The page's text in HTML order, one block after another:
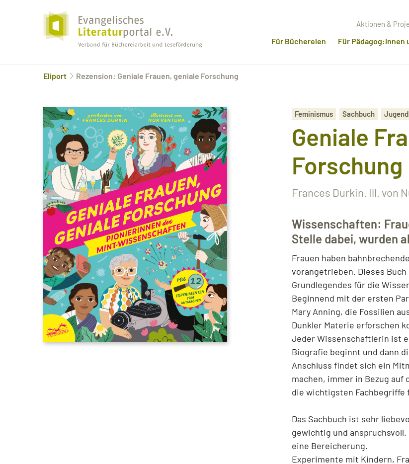
Aktionen &
Für Büchereien Für Pädagog:innen
Eliport Rezension: Geniale Frauen, geniale Forschung
Feminismus Sachbuch
Geniale
Forschung
Frances Durkin. Ill. von
Wissenschaften:
Stelle dabei, wurden
Frauen haben
vorangetrieben. Dieses
Grundlegendes für die
Beginnend mit der ersten
Mary Anning, die Fossilien
Dunkler Materie erforschen
Jeder Wissenschaftlerin ist
Biografie beginnt und dann
Anschluss findet sich ein
machen, immer in Bezug
die wichtigsten
Das Sachbuch ist sehr
gewichtig und anspruchsvoll.
eine Bereicherung.
Experimente mit Kindern,